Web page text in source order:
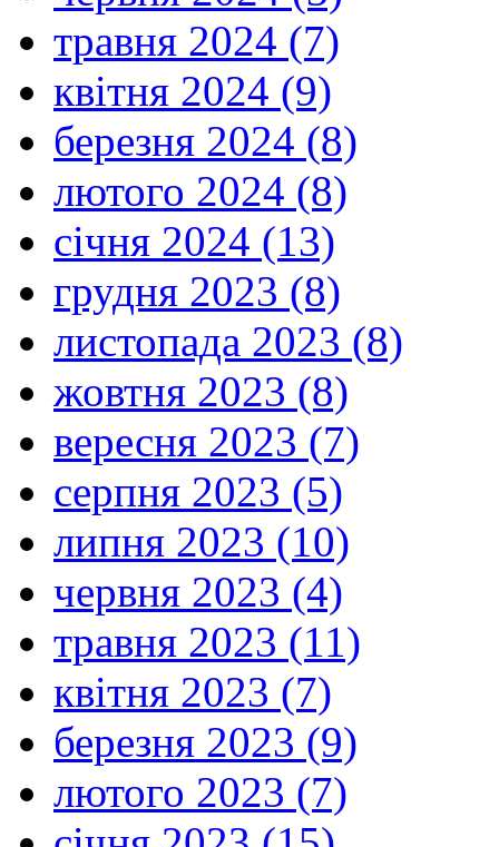
травня 2024 (7)
квітня 2024 (9)
березня 2024 (8)
лютого 2024 (8)
січня 2024 (13)
грудня 2023 (8)
листопада 2023 (8)
жовтня 2023 (8)
вересня 2023 (7)
серпня 2023 (5)
липня 2023 (10)
червня 2023 (4)
травня 2023 (11)
квітня 2023 (7)
березня 2023 (9)
лютого 2023 (7)